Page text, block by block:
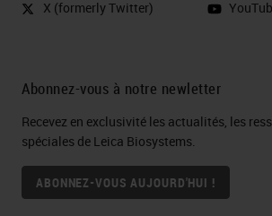
X (formerly Twitter)
Abonnez-vous à notre newletter
Recevez en exclusivité les actualités, les
spéciales de Leica Biosystems.
ABONNEZ-VOUS AUJOURD'HUI !